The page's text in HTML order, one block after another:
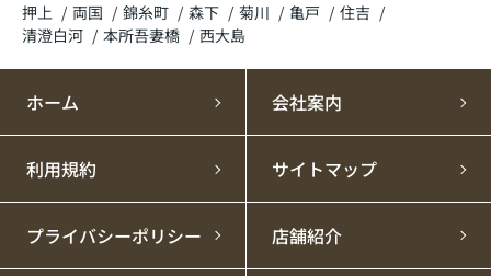
押上
両国 錦糸町 森下 菊川 亀戸
住吉
清澄白河
本所吾妻橋 西大島
ホーム 会社案内
利用規約 サイトマップ
プライバシーポリシー 店舗紹介